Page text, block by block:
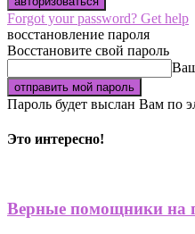
Forgot your password? Get help
восстановление пароля
Восстановите свой пароль
Пароль будет выслан Вам по
Это интересно!
Верные помощники на